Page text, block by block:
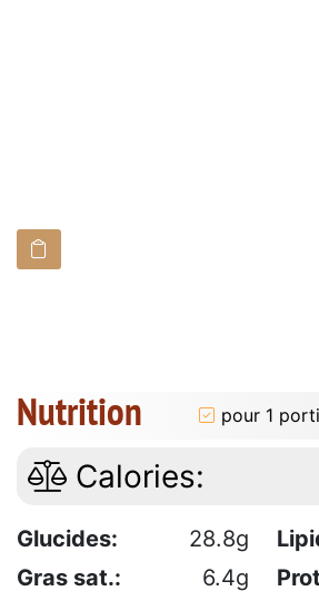
Nutrition pour 1
Calories:
Glucides: 28.8g
Gras sat.:
6.4g